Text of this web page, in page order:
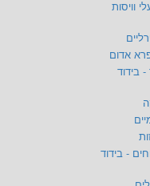
וויסות
אדום
בידוד
- בידוד